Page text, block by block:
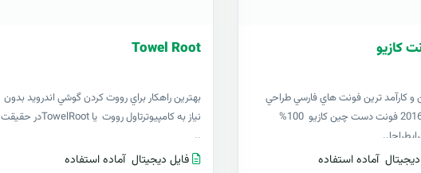
و کارآمد ترين فونت هاي فارسي طراحي
شده 201621 فونت دست چين کازيو 100%
آماده استفاده
Towel Root
بهترين راهکار براي رووت کردن گوشي اندرويد بدون
نياز به کامپيوترتاول رووت يا TowelRootدر حقيقت
..
فایل دیجیتال آماده استفاده